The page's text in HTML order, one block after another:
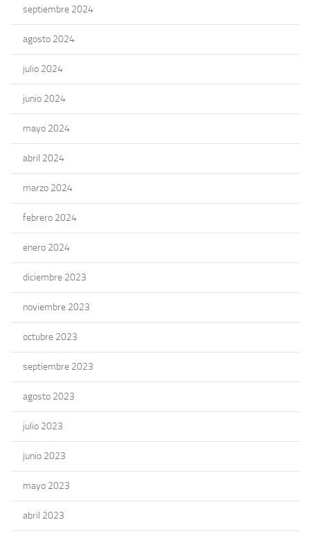
septiembre 2024
agosto 2024
julio 2024
junio 2024
mayo 2024
abril 2024
marzo 2024
febrero 2024
enero 2024
diciembre 2023
noviembre 2023
octubre 2023
septiembre 2023
agosto 2023
julio 2023
junio 2023
mayo 2023
abril 2023